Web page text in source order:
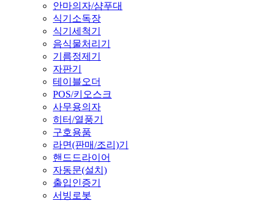
안마의자/샴푸대
식기소독장
식기세척기
음식물처리기
기름정제기
자판기
테이블오더
POS/키오스크
사무용의자
히터/열풍기
구호용품
라면(판매/조리)기
핸드드라이어
자동문(설치)
출입인증기
서빙로봇